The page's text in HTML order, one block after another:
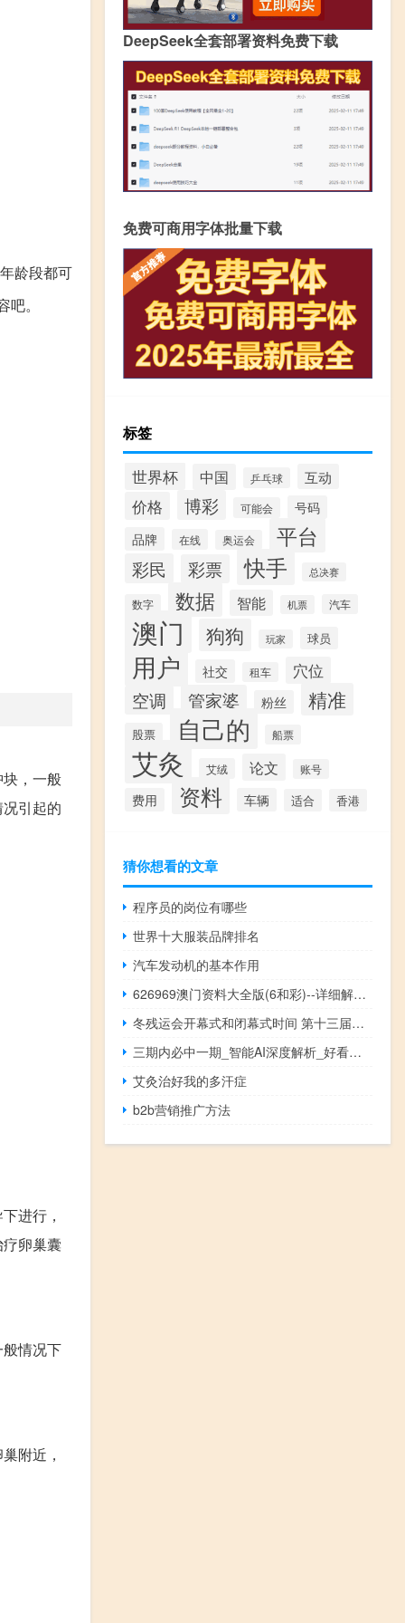
龄段都可
。
，一般
引起的
进行，
卵巢囊
情况下
附近，
DeepSeek全套部署资料免费下载
免费可商用字体批量下载
标签
世界杯 中国 乒乓球 互动
价格 博彩 可能会
号码
品牌
在线 奥运会 平台
彩民 彩票 快手 总决赛
数字 数据 智能 机票 汽车
澳门 狗狗 玩家 球员
用户 社交 租车 穴位
空调 管家婆 粉丝 精准
股票 自己的 船票
艾灸 艾绒 论文 账号
费用 资料 车辆 适合 香港
猜你想看的文章
程序员的岗位有哪些
世界十大服装品牌排名
汽车发动机的基本作用
626969澳门资料大全版(6和彩)--详细解答解释落实--实用版700.821
冬残运会开幕式和闭幕式时间 第十三届冬奥会开幕式
三期内必中一期_智能AI深度解析_好看视频版v32.26.270
艾灸治好我的多汗症
b2b营销推广方法